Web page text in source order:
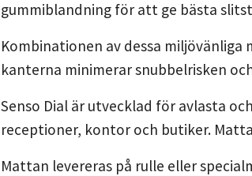
gummiblandning för att ge bästa
Kombinationen av dessa
kanterna minimerar snubbelrisken
Senso Dial är utvecklad för avlasta
receptioner, kontor och butiker.
Mattan levereras på rulle eller